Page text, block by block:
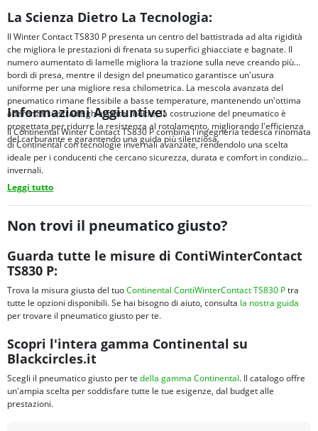
La Scienza Dietro La Tecnologia:
Il Winter Contact TS830 P presenta un centro del battistrada ad alta rigidità
che migliora le prestazioni di frenata su superfici ghiacciate e bagnate. Il
numero aumentato di lamelle migliora la trazione sulla neve creando più
bordi di presa, mentre il design del pneumatico garantisce un'usura
uniforme per una migliore resa chilometrica. La mescola avanzata del
pneumatico rimane flessibile a basse temperature, mantenendo un'ottima
aderenza su strade ghiacciate. Inoltre, la costruzione del pneumatico è
progettata per ridurre la resistenza al rotolamento, migliorando l'efficienza
del carburante e garantendo una guida più silenziosa.
Informazioni Aggiuntive:
Il Continental Winter Contact TS830 P combina l'ingegneria tedesca rinomata
di Continental con tecnologie invernali avanzate, rendendolo una scelta
ideale per i conducenti che cercano sicurezza, durata e comfort in condizioni
invernali.
Leggi tutto
Non trovi il pneumatico giusto?
Guarda tutte le misure di ContiWinterContact
TS830 P:
Trova la misura giusta del tuoContinental ContiWinterContact TS830 Ptra
tutte le opzioni disponibili. Se hai bisogno di aiuto, consulta la nostra guida
per trovare il pneumatico giusto per te.
Scopri l'intera gamma Continental su
Blackcircles.it
Scegli il pneumatico giusto per te della gamma Continental. Il catalogo offre
un'ampia scelta per soddisfare tutte le tue esigenze, dal budget alle
prestazioni.